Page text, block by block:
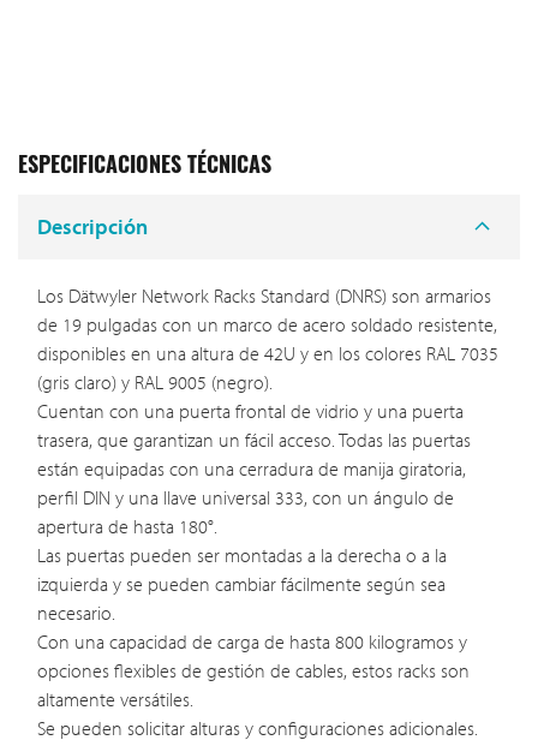
ESPECIFICACIONES TÉCNICAS
Descripción
Los Dätwyler Network Racks Standard (DNRS) son armarios
de 19 pulgadas con un marco de acero soldado resistente,
disponibles en una altura de 42U y en los colores RAL 7035
(gris claro) y RAL 9005 (negro).
Cuentan con una puerta frontal de vidrio y una puerta
trasera, que garantizan un fácil acceso. Todas las puertas
están equipadas con una cerradura de manija giratoria,
perfil DIN y una llave universal 333, con un ángulo de
apertura de hasta 180°.
Las puertas pueden ser montadas a la derecha o a la
izquierda y se pueden cambiar fácilmente según sea
necesario.
Con una capacidad de carga de hasta 800 kilogramos y
opciones flexibles de gestión de cables, estos racks son
altamente versátiles.
Se pueden solicitar alturas y configuraciones adicionales.